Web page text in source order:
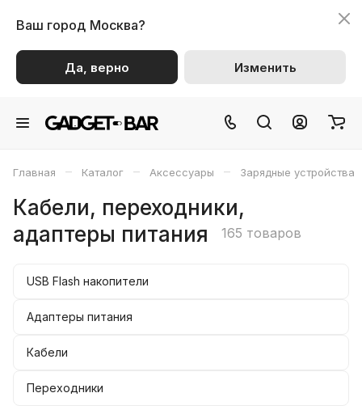
Ваш город Москва?
Да, верно Изменить
Главная – Каталог – Аксессуары – Зарядные устройства
Кабели, переходники,
адаптеры питания
165 товаров
USB Flash накопители
Адаптеры питания
Кабели
Переходники